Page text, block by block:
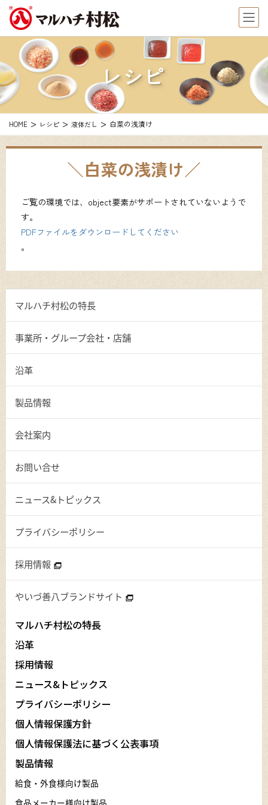
レシピ
HOME レシピ 液体だし 白菜の浅漬け
白菜の浅漬け
ご覧の環境では、object要素がサポートされていないようで
す。
PDFファイルをダウンロードしてください
。
マルハチ村松の特長
事業所・グループ会社・店舗
沿革
製品情報
会社案内
お問い合せ
ニュース&トピックス
プライバシーポリシー
採用情報
やいづ善八ブランドサイト
マルハチ村松の特長
沿革
採用情報
ニュース&トピックス
プライバシーポリシー
個人情報保護方針
個人情報保護法に基づく公表事項
製品情報
給食・外食様向け製品